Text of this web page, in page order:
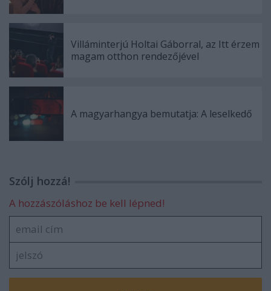
Villáminterjú Holtai Gáborral, az Itt érzem
magam otthon rendezőjével
A magyarhangya bemutatja: A leselkedő
Szólj hozzá!
A hozzászóláshoz be kell lépned!